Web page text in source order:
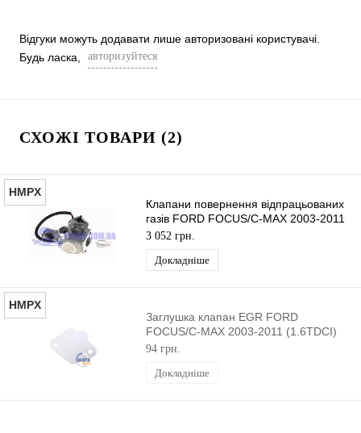
Відгуки можуть додавати лише авторизовані користувачі.
Будь ласка,
авторизуйтеся
СХОЖІ ТОВАРИ (2)
HMPX
Клапани повернення відпрацьованих
газів FORD FOCUS/C-MAX 2003-2011
(1.6TDCI) HMPX
3 052 грн.
Докладніше
HMPX
Заглушка клапан EGR FORD
FOCUS/C-MAX 2003-2011 (1.6TDCI)
HMPX
94 грн.
Докладніше